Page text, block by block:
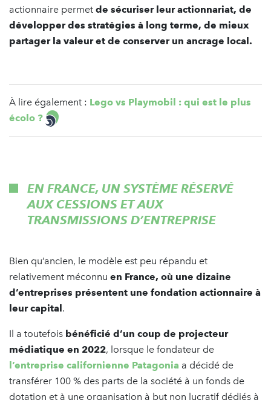
actionnaire permet de sécuriser leur actionnariat, de
développer des stratégies à long terme, de mieux
partager la valeur et de conserver un ancrage local.
À lire également : Lego vs Playmobil : qui est le plus
écolo ?
EN FRANCE, UN SYSTÈME RÉSERVÉ
AUX CESSIONS ET AUX
TRANSMISSIONS D’ENTREPRISE
Bien qu’ancien, le modèle est peu répandu et
relativement méconnu en France, où une dizaine
d’entreprises présentent une fondation actionnaire à
leur capital .
Il a toutefois bénéficié d’un coup de projecteur
médiatique en 2022, lorsque le fondateur de
l’entreprise californienne Patagonia a décidé de
transférer 100 % des parts de la société à un fonds de
dotation et à une organisation à but non lucratif dédiés à